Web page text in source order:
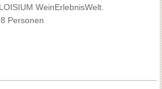
WeinErlebnisWelt.
Personen